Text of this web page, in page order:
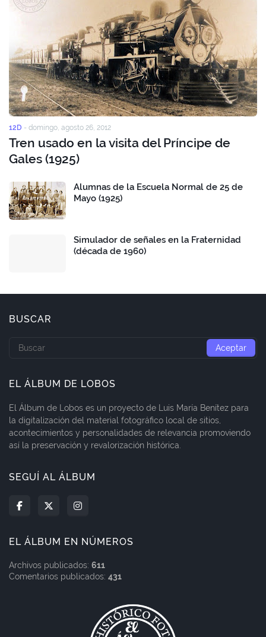
12D - domingo, agosto 26, 2012
Tren usado en la visita del Príncipe de
Gales (1925)
Alumnas de la Escuela Normal de 25 de
Mayo (1925)
Simulador de señales en la Fraternidad
(década de 1960)
BUSCAR
EL ÁLBUM DE LOBOS
El Álbum de Lobos es un proyecto de Luis María Benítez para
la digitalización del material fotográfico local de sitios,
acontecimientos y personalidades de relevancia promoviendo
así la preservación y revalorización histórica.
SEGUÍ AL ÁLBUM
EL ÁLBUM EN NÚMEROS
Archivos publicados: 611
Comentarios publicados: 431